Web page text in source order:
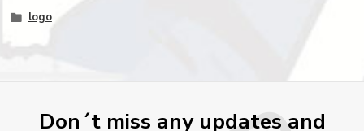
logo
Don´t miss any updates and